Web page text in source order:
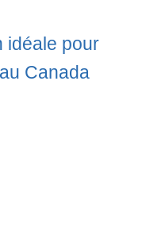
idéale pour
Canada